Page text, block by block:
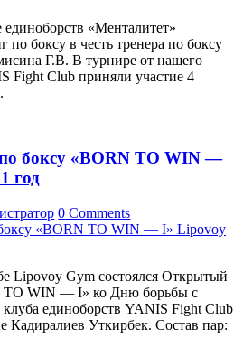
«Менталитет»
по боксу в честь тренера по боксу
Г.В. В турнире от нашего
Fight Club приняли участие 4
боксу «BORN TO WIN —
год
0 Comments
Lipovoy Gym состоялся Открытый
TO WIN — I» ко Дню борьбы с
единоборств YANIS Fight Club
Кадиралиев Уткирбек. Состав пар: